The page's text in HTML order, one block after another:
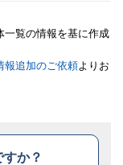
一覧の情報を基に作成
報追加のご依頼よりお
か？